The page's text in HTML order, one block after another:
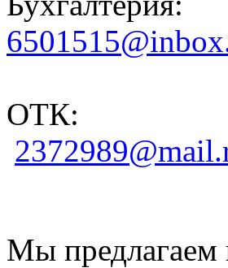
ОТК:
Мы предлагаем